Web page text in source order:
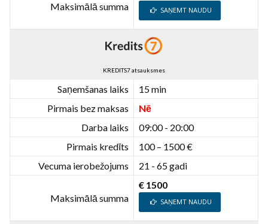
Maksimālā summa SAŅEMT NAUDU
KREDITS7 atsauksmes
Saņemšanas laiks
15 min
Pirmais bez maksas
Nē
Darba laiks
09:00 - 20:00
Pirmais kredīts
100 – 1500 €
Vecuma ierobežojums
21 - 65 gadi
Maksimālā summa
€ 1500
SAŅEMT NAUDU